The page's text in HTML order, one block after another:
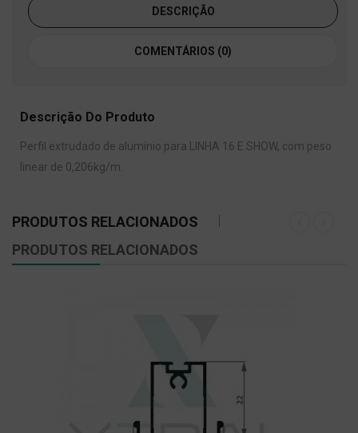
DESCRIÇÃO
COMENTÁRIOS (0)
Descrição Do Produto
Perfil extrudado de alumínio para LINHA 16 E.SHOW, com peso
linear de 0,206kg/m.
PRODUTOS RELACIONADOS
PRODUTOS RELACIONADOS